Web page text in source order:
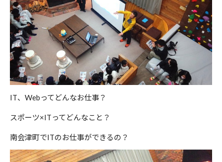
IT、Webってどんなお仕事？
スポーツ×ITってどんなこと？
南会津町でITのお仕事ができるの？